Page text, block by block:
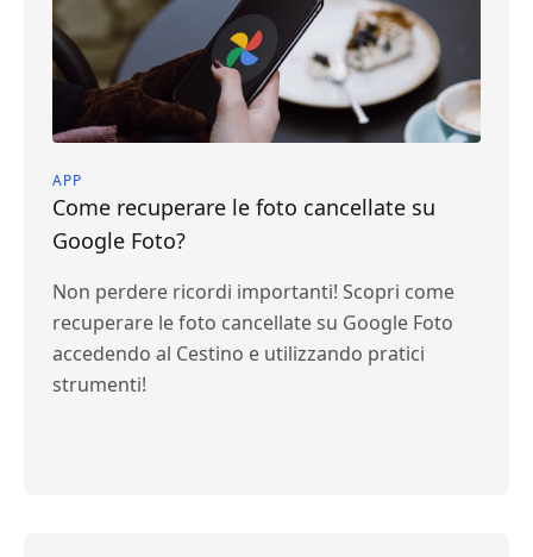
APP
Come recuperare le foto cancellate su
Google Foto?
Non perdere ricordi importanti! Scopri come
recuperare le foto cancellate su Google Foto
accedendo al Cestino e utilizzando pratici
strumenti!